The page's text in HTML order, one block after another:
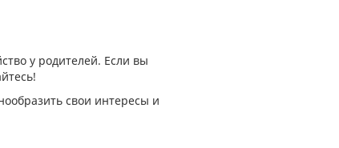
у родителей. Если вы
свои интересы и